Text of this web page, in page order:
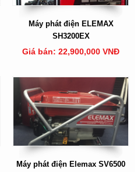
Máy phát điện ELEMAX
SH3200EX
Giá bán: 22,900,000 VNĐ
Máy phát điện Elemax SV6500